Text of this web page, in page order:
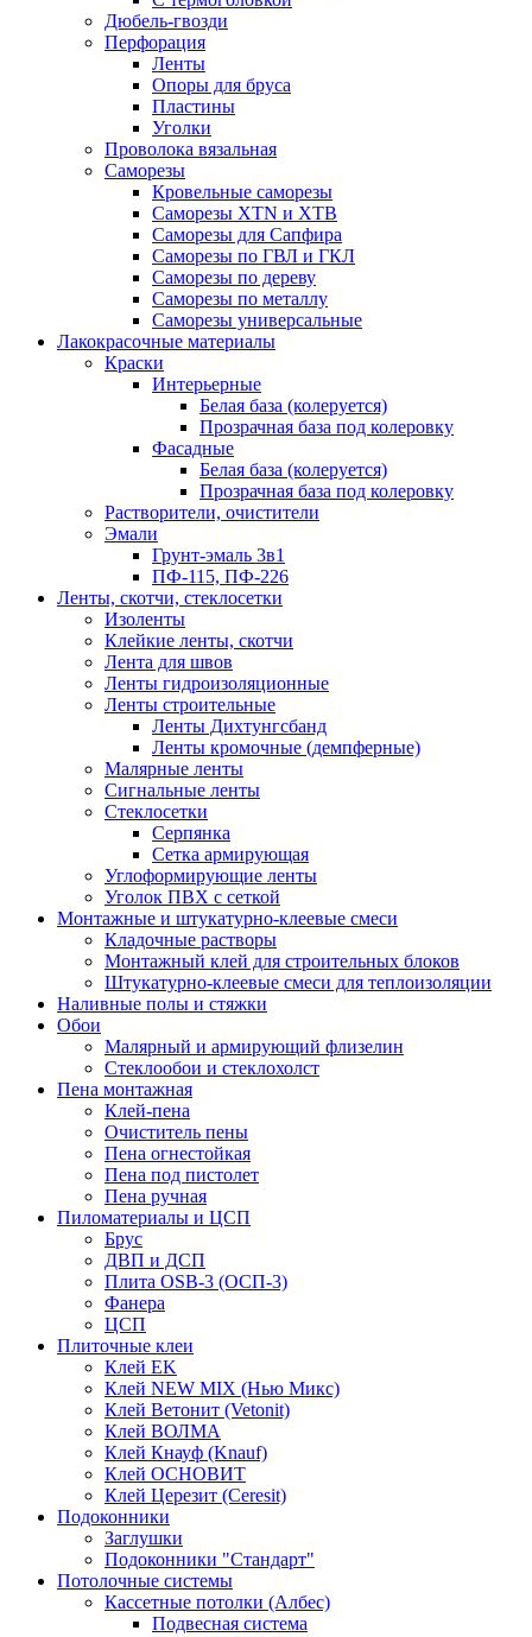
Дюбель-гвозди
Перфорация
Ленты
Опоры для бруса
Пластины
Уголки
Проволока вязальная
Саморезы
Кровельные саморезы
Саморезы XTN и ХTB
Саморезы для Сапфира
Саморезы по ГВЛ и ГКЛ
Саморезы по дереву
Саморезы по металлу
Саморезы универсальные
Лакокрасочные материалы
Краски
Интерьерные
Белая база (колеруется)
Прозрачная база под колеровку
Фасадные
Белая база (колеруется)
Прозрачная база под колеровку
Растворители, очистители
Эмали
Грунт-эмаль 3в1
ПФ-115, ПФ-226
Ленты, скотчи, стеклосетки
Изоленты
Клейкие ленты, скотчи
Лента для швов
Ленты гидроизоляционные
Ленты строительные
Ленты Дихтунгсбанд
Ленты кромочные (демпферные)
Малярные ленты
Сигнальные ленты
Стеклосетки
Серпянка
Сетка армирующая
Углоформирующие ленты
Уголок ПВХ с сеткой
Монтажные и штукатурно-клеевые смеси
Кладочные растворы
Монтажный клей для строительных блоков
Штукатурно-клеевые смеси для теплоизоляции
Наливные полы и стяжки
Обои
Малярный и армирующий флизелин
Стеклообои и стеклохолст
Пена монтажная
Клей-пена
Очиститель пены
Пена огнестойкая
Пена под пистолет
Пена ручная
Пиломатериалы и ЦСП
Брус
ДВП и ДСП
Плита OSB-3 (ОСП-3)
Фанера
ЦСП
Плиточные клеи
Клей EK
Клей NEW MIX (Нью Микс)
Клей Ветонит (Vetonit)
Клей ВОЛМА
Клей Кнауф (Knauf)
Клей ОСНОВИТ
Клей Церезит (Ceresit)
Подоконники
Заглушки
Подоконники "Стандарт"
Потолочные системы
Кассетные потолки (Албес)
Подвесная система